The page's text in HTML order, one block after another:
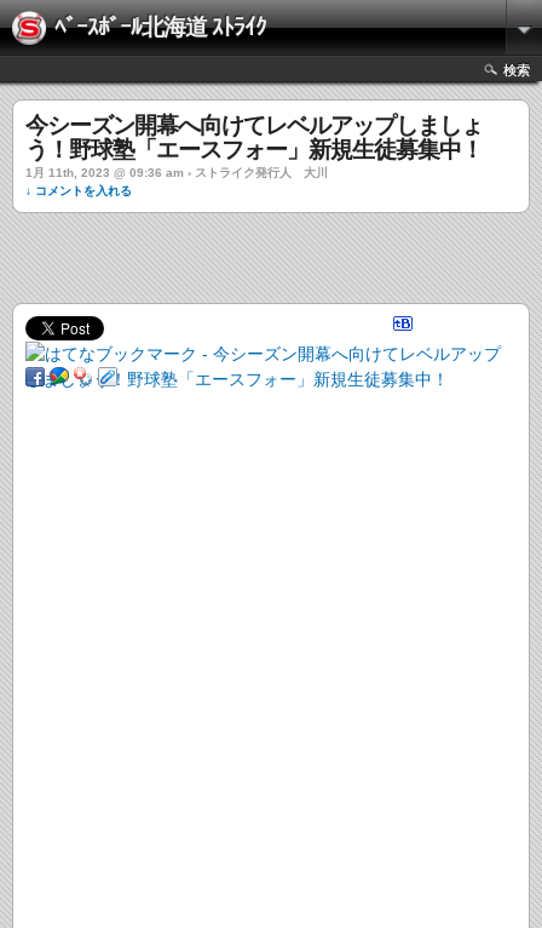
ﾍﾞｰｽﾎﾞｰﾙ北海道 ｽﾄﾗｲｸ
検索
今シーズン開幕へ向けてレベルアップしましょ
う！野球塾「エースフォー」新規生徒募集中！
1月 11th, 2023 @ 09:36 am › ストライク発行人 大川
↓ コメントを入れる